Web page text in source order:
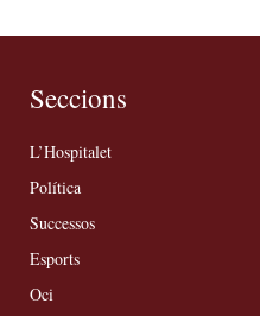
Seccions
L’Hospitalet
Política
Successos
Esports
Oci